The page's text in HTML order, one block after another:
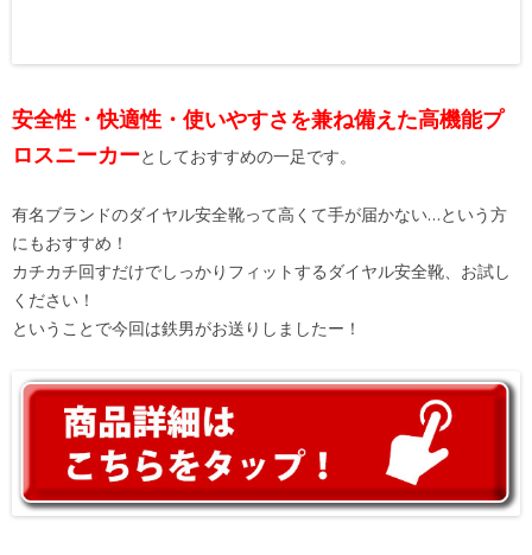
安全性・快適性・使いやすさを兼ね備えた高機能プ
ロスニーカーとしておすすめの一足です。
有名ブランドのダイヤル安全靴って高くて手が届かない…という方
にもおすすめ！
カチカチ回すだけでしっかりフィットするダイヤル安全靴、お試し
ください！
ということで今回は鉄男がお送りしましたー！